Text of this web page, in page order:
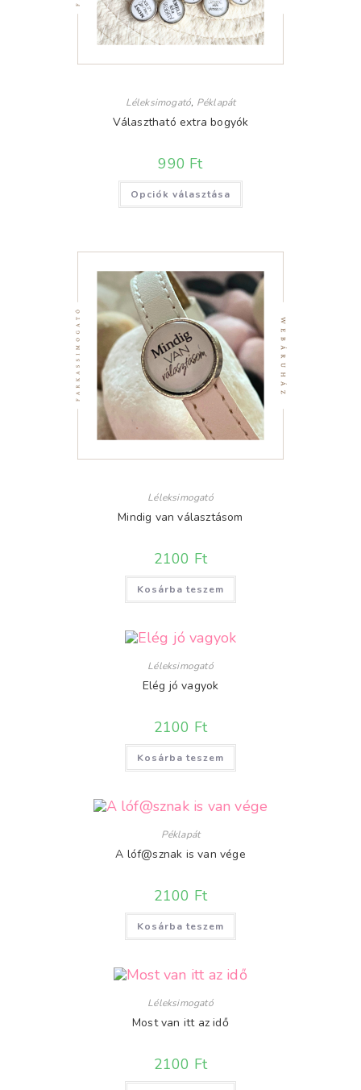
Léleksimogató, Péklapát
Választható extra bogyók
990 Ft
Opciók választása
Ennek
terméknek
A
a
termékoldalon
választhatók
ki
Léleksimogató
Mindig van választásom
2100 Ft
Kosárba teszem
Léleksimogató
Elég jó vagyok
2100 Ft
Kosárba teszem
Péklapát
A lóf@sznak is van vége
2100 Ft
Kosárba teszem
Léleksimogató
Most van itt az idő
2100 Ft